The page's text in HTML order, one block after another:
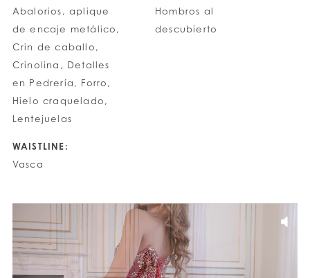
Abalorios, aplique
de encaje metálico,
Crin de caballo,
Crinolina, Detalles
en Pedrería, Forro,
Hielo craquelado,
Lentejuelas
Hombros al
descubierto
WAISTLINE:
Vasca
1
2